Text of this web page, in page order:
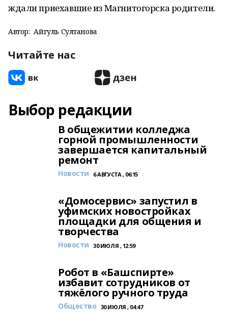
ждали приехавшие из Магнитогорска родители.
Автор: Айгуль Султанова
Читайте нас
Выбор редакции
В общежитии колледжа
горной промышленности
завершается капитальный
ремонт
Новости 6 АВГУСТА , 06:15
«Домосервис» запустил в
уфимских новостройках
площадки для общения и
творчества
Новости 30 ИЮЛЯ , 12:59
Робот в «Башспирте»
избавит сотрудников от
тяжёлого ручного труда
Общество 30 ИЮЛЯ , 04:47